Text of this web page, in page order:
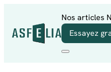
Nos articles
Essayez